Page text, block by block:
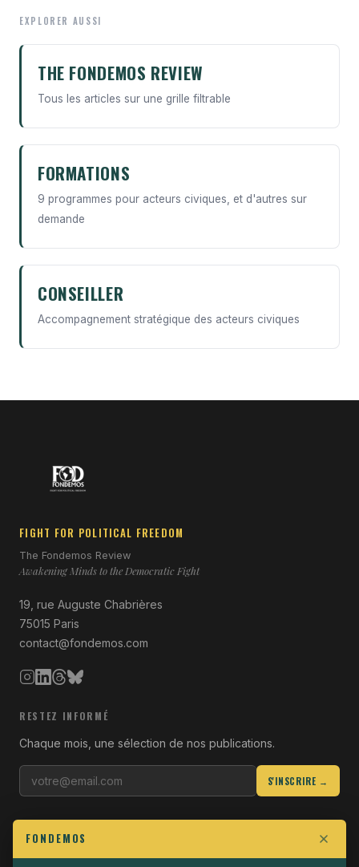
EXPLORER AUSSI
THE FONDEMOS REVIEW
Tous les articles sur une grille filtrable
FORMATIONS
9 programmes pour acteurs civiques, et d'autres sur
demande
CONSEILLER
Accompagnement stratégique des acteurs civiques
FIGHT FOR POLITICAL FREEDOM
The Fondemos Review
Awakening Minds to the Democratic Fight
19, rue Auguste Chabrières
75015 Paris
contact@fondemos.com
RESTEZ INFORMÉ
Chaque mois, une sélection de nos publications.
S'INSCRIRE →
Qui sommes-nous
FONDEMOS